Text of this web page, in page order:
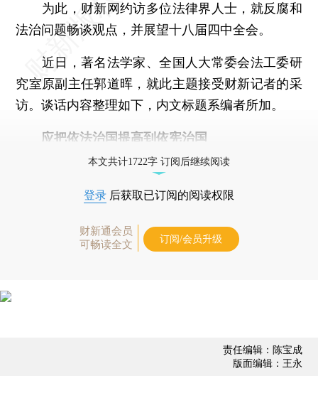
为此，财新网约访多位法律界人士，就反腐和
法治问题畅谈观点，并展望十八届四中全会。
近日，著名法学家、全国人大常委会法工委研
究室原副主任郭道晖，就此主题接受财新记者的采
访。谈话内容整理如下，内文标题系编者所加。
应把依法治国提高到依宪治国
本文共计1722字 订阅后继续阅读
登录 后获取已订阅的阅读权限
财新通会员
可畅读全文
订阅/会员升级
责任编辑：陈宝成
版面编辑：王永